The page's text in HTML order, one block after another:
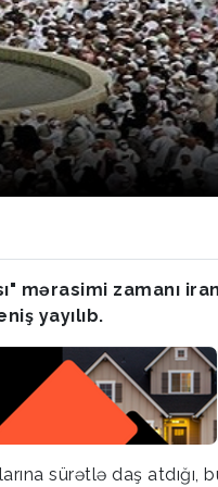
mərasimi zamanı
yayılıb.
sürətlə daş atdığı,